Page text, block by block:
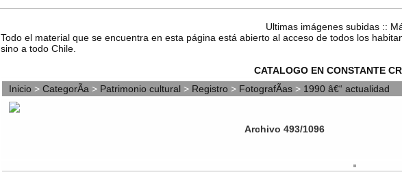
Ultimas imágenes subidas::
Todo el material que se encuentra en esta página está abierto al acceso de todos los
sino a todo Chile.
CATALOGO EN CONSTANTE
Inicio > CategorÃ­a > Patrimonio cultural > Registro > FotografÃ­as > 1990 â€“ actualidad
Archivo 493/1096